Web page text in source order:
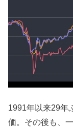
1991年以来29年
価。その後も、